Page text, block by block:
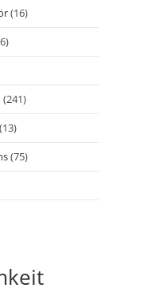
(16)
(241)
(13)
(75)